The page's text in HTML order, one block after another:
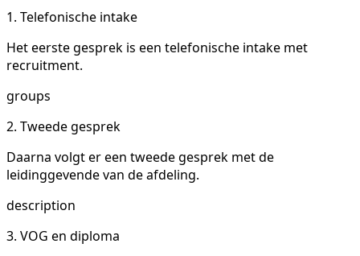
1. Telefonische intake
Het eerste gesprek is een telefonische intake met
recruitment.
groups
2. Tweede gesprek
Daarna volgt er een tweede gesprek met de
leidinggevende van de afdeling.
description
3. VOG en diploma